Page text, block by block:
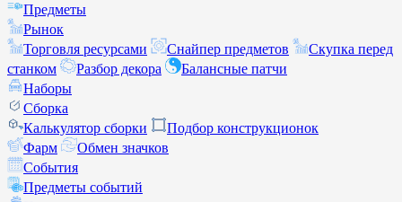
Предметы
Рынок
Торговля ресурсами
Снайпер предметов
Скупка перед
станком
Разбор декора
Балансные патчи
Наборы
Сборка
Калькулятор сборки
Подбор конструкционок
Фарм
Обмен значков
События
Предметы событий